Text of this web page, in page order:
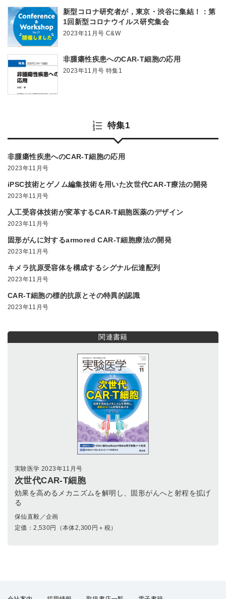
新型コロナ研究者が，東京・渋谷に集結！：第
1回新型コロナウイルス研究集会
2023年11月号 C&W
非腫瘍性疾患へのCAR-T細胞の応用
2023年11月号 特集1
特集1
非腫瘍性疾患へのCAR-T細胞の応用
2023年11月号
iPSC技術とゲノム編集技術を用いた次世代CAR-T療法の開発
2023年11月号
人工受容体技術が変革するCAR-T細胞医薬のデザイン
2023年11月号
固形がんに対するarmored CAR-T細胞療法の開発
2023年11月号
キメラ抗原受容体を構成するシグナル伝達配列
2023年11月号
CAR-T細胞の標的抗原とその特異的認識
2023年11月号
関連書籍
実験医学 2023年11月号
次世代CAR-T細胞
効果を高めるメカニズムを解明し、固形がんへと射程を拡げ
る
保仙直毅／企画
定価：2,530円（本体2,300円＋税）